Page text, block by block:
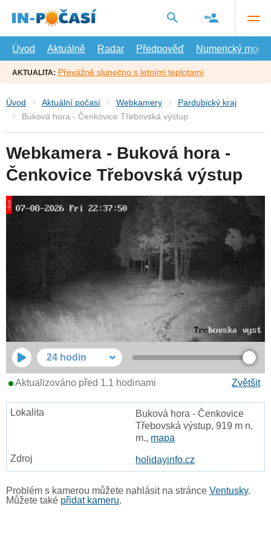
hlavní
Úvod
Aktuálně Radar Předpověď Numerický model
AKTUALITA: Převážně slunečno s letními teplotami
Úvod Aktuální počasí Webkamery
Pardubický kraj
Buková hora - Čenkovice Třebovská výstup
Webkamera - Buková hora -
Čenkovice Třebovská výstup
24 hodin
Zvětšit
Aktualizováno před 1.1 hodinami
Buková hora - Čenkovice
Třebovská výstup, 919 m n.
m., mapa
holidayinfo.cz
Problém s kamerou můžete nahlásit na stránce Ventusky.
Můžete také přidat kameru.